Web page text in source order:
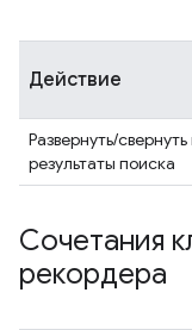
Действие
Развернуть/свернуть
результаты поиска
Сочетания
рекордера